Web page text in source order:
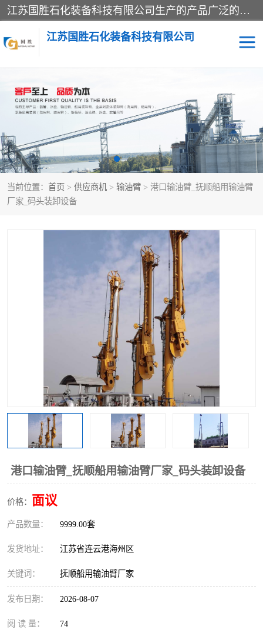
江苏国胜石化装备科技有限公司生产的产品广泛的应用于石油、石化等行业中，产品种类齐全，其中包括装卸鹤管、汽车鹤管、火车鹤管、装车鹤管、卸车鹤管、上装鹤管、下装鹤管、lng鹤管、发油鹤管、液氨鹤管、液化气鹤管等，我们生产的产品质量上乘，价格实惠，服务好，买鹤管就到国胜石化装备！
江苏国胜石化装备科技有限公司
当前位置： 首页 > 供应商机 > 输油臂 > 港口输油臂_抚顺船用输油臂
厂家_码头装卸设备
港口输油臂_抚顺船用输油臂厂家_码头装卸设备
价格： 面议
产品数量： 9999.00套
发货地址： 江苏省连云港海州区
关键词： 抚顺船用输油臂厂家
发布日期： 2026-08-07
阅 读 量： 74
输油臂 鹤管活动梯